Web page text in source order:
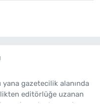
yana gazetecilik alanında
editörlüğe uzanan